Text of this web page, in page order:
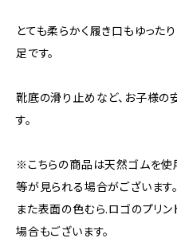
とても柔らかく履き口もゆった
足です。
靴底の滑り止めなど、お子様の
す。
※こちらの商品は天然ゴムを使
等が見られる場合がございます。
また表面の色むら.ロゴのプリ
場合もございます。